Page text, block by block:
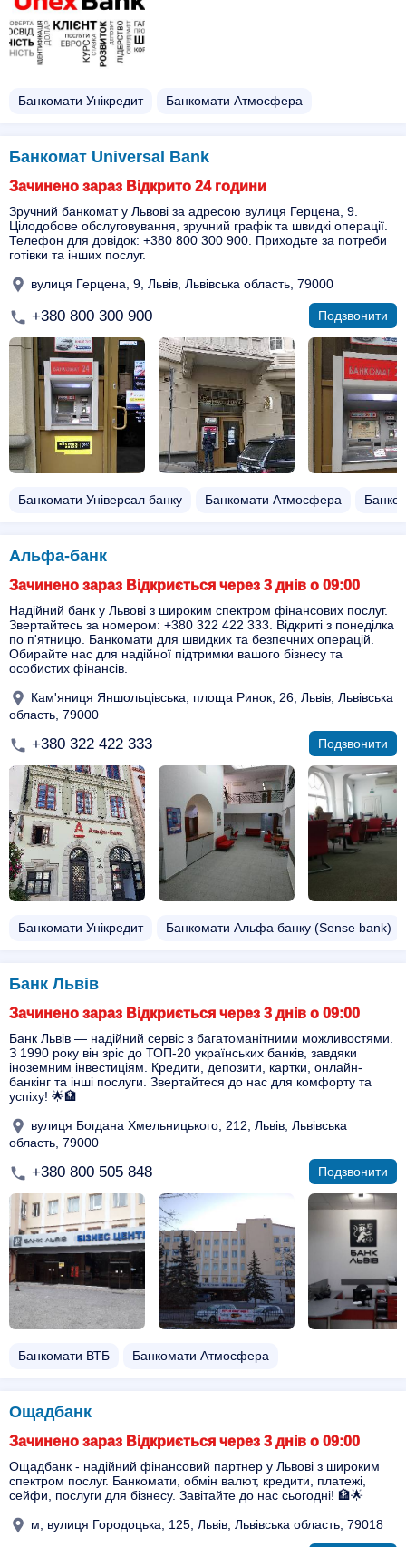
Банкомати Унікредит Банкомати Атмосфера
Банкомат Universal Bank
Зачинено зараз Відкрито 24 години
Зручний банкомат у Львові за адресою вулиця Герцена, 9.
Цілодобове обслуговування, зручний графік та швидкі операції.
Телефон для довідок: +380 800 300 900. Приходьте за потреби
готівки та інших послуг.
вулиця Герцена, 9, Львів, Львівська область, 79000
+380 800 300 900 Подзвонити
Банкомати Універсал банку Банкомати Атмосфера
Альфа-банк
Зачинено зараз Відкриється через 3 днів о 09:00
Надійний банк у Львові з широким спектром фінансових послуг.
Звертайтесь за номером: +380 322 422 333. Відкриті з понеділка
по п'ятницю. Банкомати для швидких та безпечних операцій.
Обирайте нас для надійної підтримки вашого бізнесу та
особистих фінансів.
Кам'яниця Яншольцівська, площа Ринок, 26, Львів, Львівська
область, 79000
+380 322 422 333 Подзвонити
Банкомати Унікредит Банкомати Альфа банку (Sense bank)
Банк Львів
Зачинено зараз Відкриється через 3 днів о 09:00
Банк Львів — надійний сервіс з багатоманітними можливостями.
З 1990 року він зріс до ТОП-20 українських банків, завдяки
іноземним інвестиціям. Кредити, депозити, картки, онлайн-
банкінг та інші послуги. Звертайтеся до нас для комфорту та
успіху! 🌟🏦
вулиця Богдана Хмельницького, 212, Львів, Львівська
область, 79000
+380 800 505 848 Подзвонити
Банкомати ВТБ Банкомати Атмосфера
Ощадбанк
Зачинено зараз Відкриється через 3 днів о 09:00
Ощадбанк - надійний фінансовий партнер у Львові з широким
спектром послуг. Банкомати, обмін валют, кредити, платежі,
сейфи, послуги для бізнесу. Завітайте до нас сьогодні! 🏦🌟
м, вулиця Городоцька, 125, Львів, Львівська область, 79018